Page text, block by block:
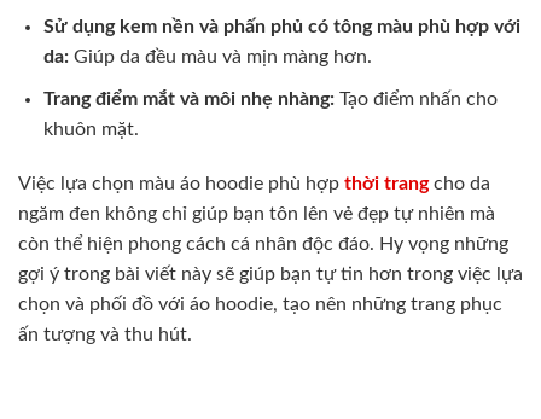
Sử dụng kem nền và phấn phủ có tông màu phù hợp với
da:Giúp da đều màu và mịn màng hơn.
Trang điểm mắt và môi nhẹ nhàng:Tạo điểm nhấn cho
khuôn mặt.
Việc lựa chọn màu áo hoodie phù hợp thời trangcho da
ngăm đen không chỉ giúp bạn tôn lên vẻ đẹp tự nhiên mà
còn thể hiện phong cách cá nhân độc đáo. Hy vọng những
gợi ý trong bài viết này sẽ giúp bạn tự tin hơn trong việc lựa
chọn và phối đồ với áo hoodie, tạo nên những trang phục
ấn tượng và thu hút.